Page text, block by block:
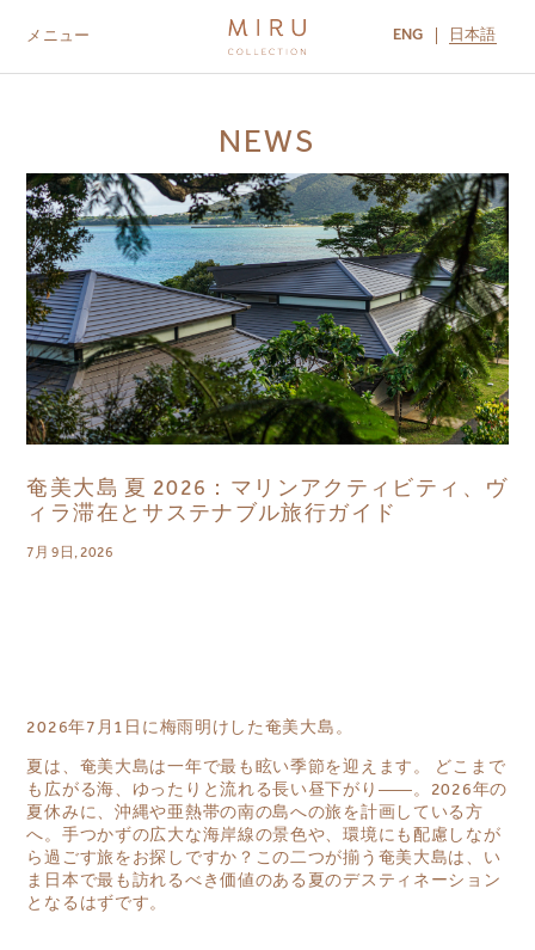
メニュー ENG 日本語
MIRU KYOTO MIRU AMAMI
NEWS
奄美大島 夏 2026：マリンアクティビティ、ヴ
ィラ滞在とサステナブル旅行ガイド
7月 9日, 2026
2026年7月1日に梅雨明けした奄美大島。
夏は、奄美大島は一年で最も眩い季節を迎えます。 どこまで
も広がる海、ゆったりと流れる長い昼下がり――。2026年の
夏休みに、沖縄や亜熱帯の南の島への旅を計画している方
へ。手つかずの広大な海岸線の景色や、環境にも配慮しなが
ら過ごす旅をお探しですか？この二つが揃う奄美大島は、い
ま日本で最も訪れるべき価値のある夏のデスティネーション
となるはずです。